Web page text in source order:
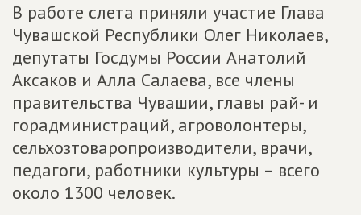
В работе слета приняли участие Глава
Чувашской Республики Олег Николаев,
депутаты Госдумы России Анатолий
Аксаков и Алла Салаева, все члены
правительства Чувашии, главы рай- и
горадминистраций, агроволонтеры,
сельхозтоваропроизводители, врачи,
педагоги, работники культуры – всего
около 1300 человек.